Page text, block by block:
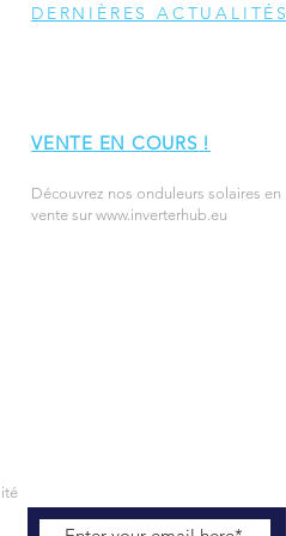
DERNIÈRES ACTUALITÉS
VENTE EN COURS !
Découvrez nos onduleurs solaires en
vente sur www.inverterhub.eu